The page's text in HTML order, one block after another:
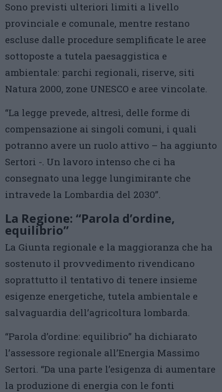
Sono previsti ulteriori limiti a livello
provinciale e comunale, mentre restano
escluse dalle procedure semplificate le aree
sottoposte a tutela paesaggistica e
ambientale: parchi regionali, riserve, siti
Natura 2000, zone UNESCO e aree vincolate.
“La legge prevede, altresì, delle forme di
compensazione ai singoli comuni, i quali
potranno avere un ruolo attivo – ha aggiunto
Sertori -. Un lavoro intenso che ci ha
consegnato una legge lungimirante che
intravede la Lombardia del 2030”.
La Regione: “Parola d’ordine,
equilibrio”
La Giunta regionale e la maggioranza che ha
sostenuto il provvedimento rivendicano
soprattutto il tentativo di tenere insieme
esigenze energetiche, tutela ambientale e
salvaguardia dell’agricoltura lombarda.
“Parola d’ordine: equilibrio” ha dichiarato
l’assessore regionale all’Energia Massimo
Sertori. “Da una parte l’esigenza di aumentare
la produzione di energia con le fonti